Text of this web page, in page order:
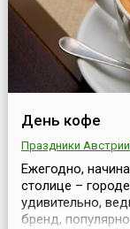
День кофе
Праздники Австрии
Ежегодно,
столице –
удивительно,
бренд,